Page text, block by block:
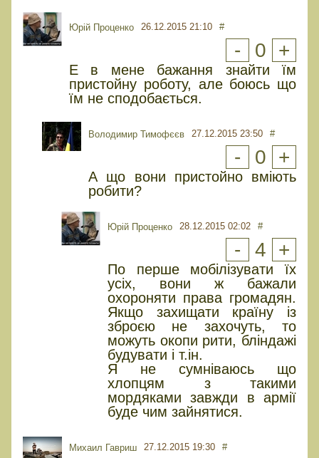
Юрiй Проценко 26.12.2015 21:10 #
- 0 +
Е в мене бажання знайти їм
пристойну роботу, але боюсь що
їм не сподобається.
Володимир Тимофєєв 27.12.2015 23:50 #
- 0 +
А що вони пристойно вміють
робити?
Юрiй Проценко 28.12.2015 02:02 #
- 4 +
По перше мобілізувати їх
усіх, вони ж бажали
охороняти права громадян.
Якщо захищати країну із
зброєю не захочуть, то
можуть окопи рити, бліндажі
будувати і т.ін.
Я не сумніваюсь що
хлопцям з такими
мордяками завжди в армії
буде чим зайнятися.
Михаил Гавриш 27.12.2015 19:30 #